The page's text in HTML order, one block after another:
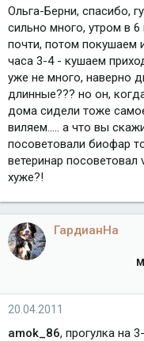
Ольга-Берни, спасибо,
сильно много, утром в
почти, потом покушаем
часа 3-4 - кушаем
уже не много, наверно
длинные??? но он,
дома сидели тоже
виляем..... а что вы
посоветовали биофар
ветеринар посоветовал
хуже?!
ГардианНа
20.04.2011
amok_86, прогулка на